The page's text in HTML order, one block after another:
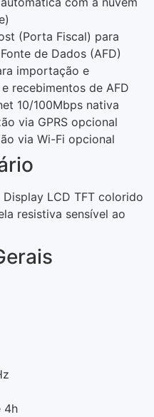
(Porta Fiscal) para
de Dados (AFD)
importação e
recebimentos de AFD
10/100Mbps nativa
via GPRS opcional
via Wi-Fi opcional
Display LCD TFT colorido
resistiva sensível ao
4h